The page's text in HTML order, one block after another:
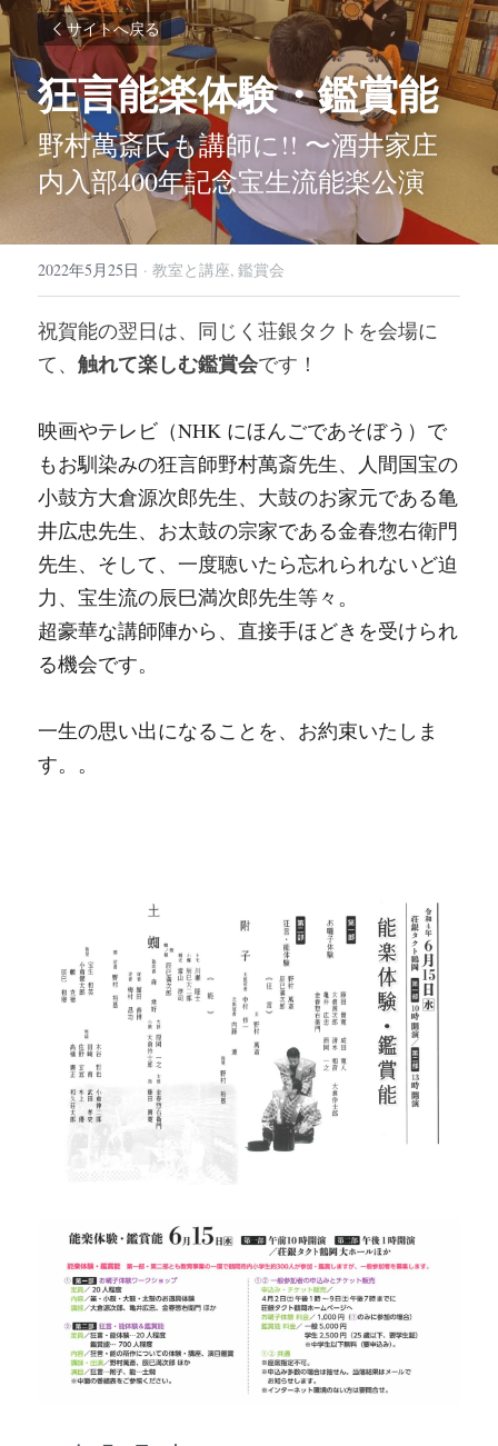
サイトへ戻る
狂言能楽体験・鑑賞能
野村萬斎氏も講師に!! 〜酒井家庄
内入部400年記念宝生流能楽公演​
2022年5月25日 · 教室と講座, 鑑賞会
祝賀能の翌日は、同じく荘銀タクトを会場に
て、 触れて楽しむ鑑賞会です！
映画やテレビ（NHK にほんごであそぼう）で
もお馴染みの狂言師野村萬斎先生、人間国宝の
小鼓方大倉源次郎先生、大鼓のお家元である亀
井広忠先生、お太鼓の宗家である金春惣右衛門
先生、そして、一度聴いたら忘れられないど迫
力、宝生流の辰巳満次郎先生等々。
超豪華な講師陣から、直接手ほどきを受けられ
る機会です。
一生の思い出になることを、お約束いたしま
す。。